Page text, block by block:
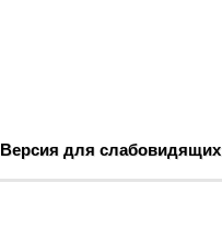
Версия для слабовидящих